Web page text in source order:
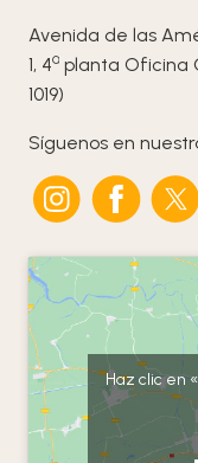
Avenida de las
1, 4ª planta Oficina
1019)
Síguenos en
Haz clic en